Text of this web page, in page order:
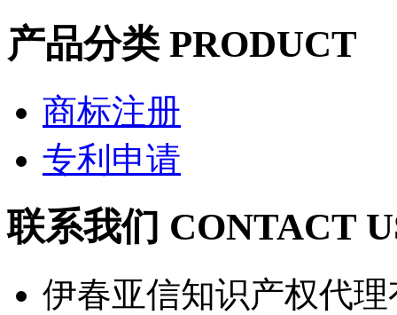
产品分类 PRODUCT
商标注册
专利申请
联系我们 CONTACT
伊春亚信知识产权代